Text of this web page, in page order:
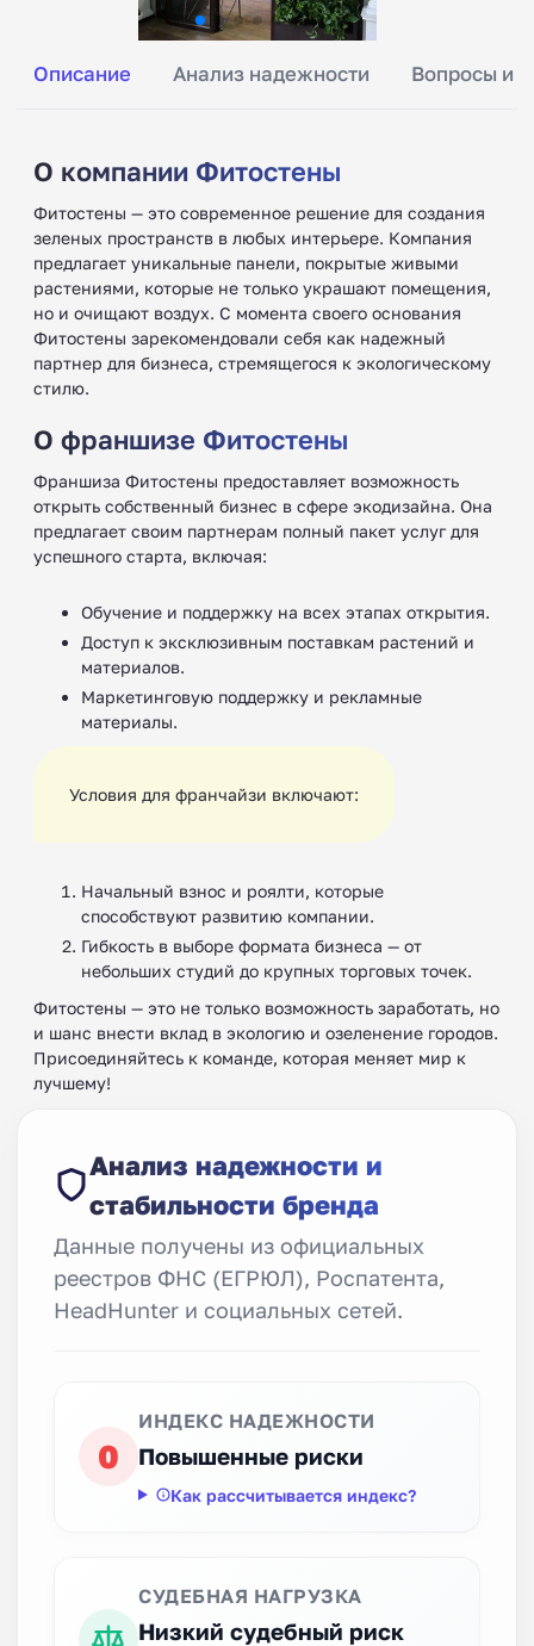
Описание Анализ надежности Вопросы и
О компании Фитостены
Фитостены — это современное решение для создания
зеленых пространств в любых интерьере. Компания
предлагает уникальные панели, покрытые живыми
растениями, которые не только украшают помещения,
но и очищают воздух. С момента своего основания
Фитостены зарекомендовали себя как надежный
партнер для бизнеса, стремящегося к экологическому
стилю.
О франшизе Фитостены
Франшиза Фитостены предоставляет возможность
открыть собственный бизнес в сфере экодизайна. Она
предлагает своим партнерам полный пакет услуг для
успешного старта, включая:
Обучение и поддержку на всех этапах открытия.
Доступ к эксклюзивным поставкам растений и
материалов.
Маркетинговую поддержку и рекламные
материалы.
Условия для франчайзи включают:
Начальный взнос и роялти, которые
способствуют развитию компании.
Гибкость в выборе формата бизнеса — от
небольших студий до крупных торговых точек.
Фитостены — это не только возможность заработать, но
и шанс внести вклад в экологию и озеленение городов.
Присоединяйтесь к команде, которая меняет мир к
лучшему!
Анализ надежности и
стабильности бренда
Данные получены из официальных
реестров ФНС (ЕГРЮЛ), Роспатента,
HeadHunter и социальных сетей.
0
ИНДЕКС НАДЕЖНОСТИ
Повышенные риски
Как рассчитывается индекс?
СУДЕБНАЯ НАГРУЗКА
Низкий судебный риск